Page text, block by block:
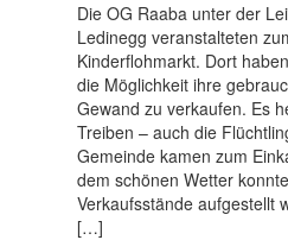
Die OG Raaba unter der
Ledinegg veranstalteten
Kinderflohmarkt. Dort
die Möglichkeit ihre
Gewand zu verkaufen. Es
Treiben – auch die
Gemeinde kamen zum
dem schönen Wetter
Verkaufsstände aufgestellt
[…]